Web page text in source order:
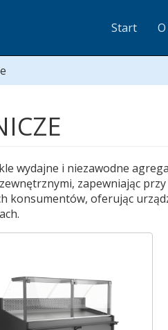
Start
wydajne i niezawodne
zapewniając
konsumentów, oferując